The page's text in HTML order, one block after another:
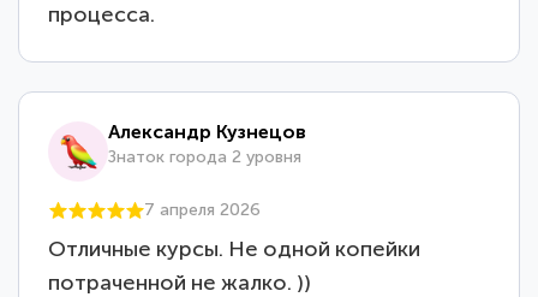
процесса.
Александр Кузнецов
Знаток города 2 уровня
7 апреля 2026
Отличные курсы. Не одной копейки
потраченной не жалко. ))